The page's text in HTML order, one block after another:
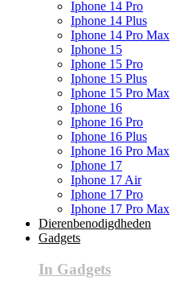
Iphone 14 Pro
Iphone 14 Plus
Iphone 14 Pro Max
Iphone 15
Iphone 15 Pro
Iphone 15 Plus
Iphone 15 Pro Max
Iphone 16
Iphone 16 Pro
Iphone 16 Plus
Iphone 16 Pro Max
Iphone 17
Iphone 17 Air
Iphone 17 Pro
Iphone 17 Pro Max
Dierenbenodigdheden
Gadgets
In Gadgets